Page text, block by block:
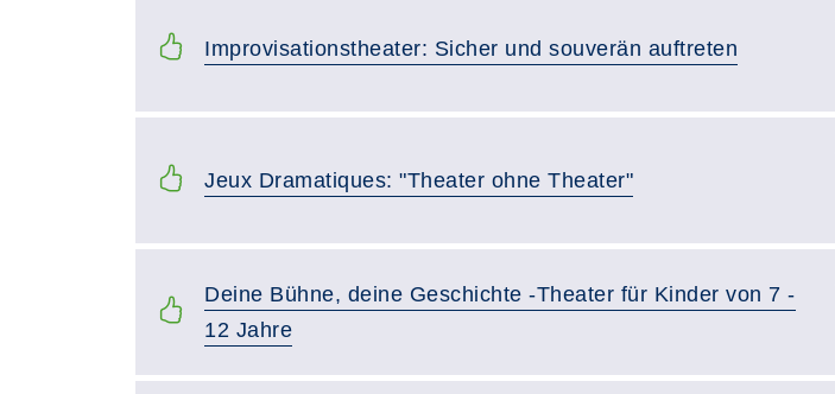
Improvisationstheater: Sicher und souverän auftreten
Jeux Dramatiques: "Theater ohne Theater"
Deine Bühne, deine Geschichte -Theater für Kinder von 7 -
12 Jahre